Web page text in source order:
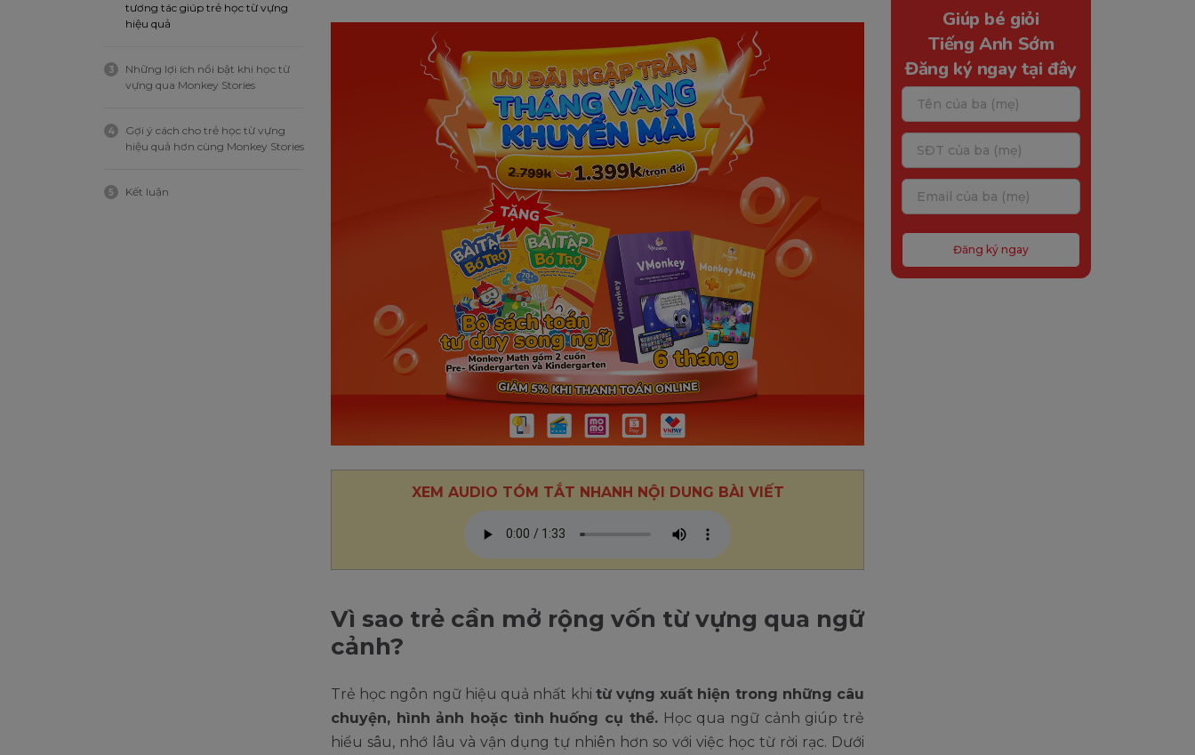
tương tác giúp trẻ học từ vựng
hiệu quả
3
Những lợi ích nổi bật khi học từ
vựng qua Monkey Stories
4
Gợi ý cách cho trẻ học từ vựng
hiệu quả hơn cùng Monkey Stories
5 Kết luận
XEM AUDIO TÓM TẮT NHANH NỘI DUNG BÀI VIẾT
Vì sao trẻ cần mở rộng vốn từ vựng qua ngữ
cảnh?
Trẻ học ngôn ngữ hiệu quả nhất khi từ vựng xuất hiện trong những câu
chuyện, hình ảnh hoặc tình huống cụ thể.Học qua ngữ cảnh giúp trẻ
hiểu sâu, nhớ lâu và vận dụng tự nhiên hơn so với việc học từ rời rạc. Dưới
Giúp bé giỏi
Tiếng Anh Sớm
Đăng ký ngay tại đây
Đăng ký ngay